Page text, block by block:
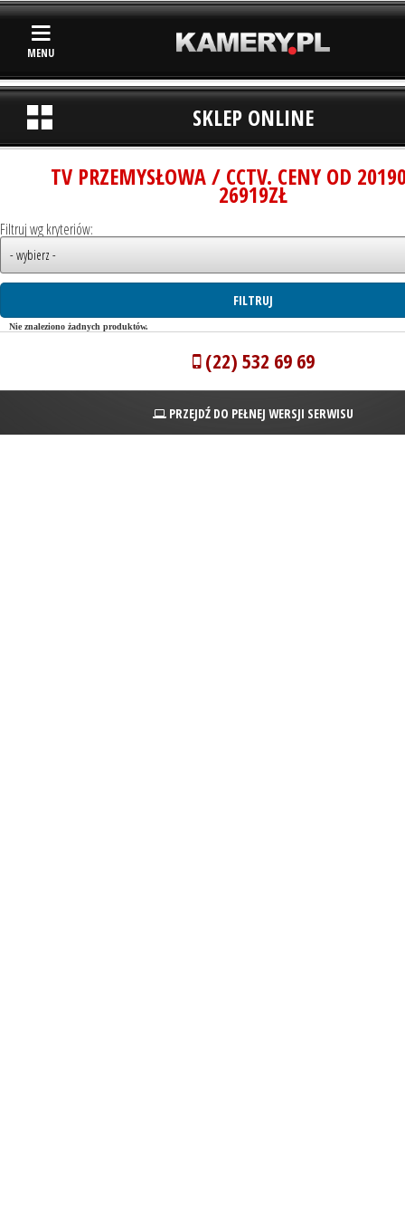
MENU
SKLEP ONLINE
TV PRZEMYSŁOWA / CCTV. CENY OD
26919ZŁ
Filtruj wg kryteriów:
Nie znaleziono żadnych produktów.
(22) 532 69 69
PRZEJDŹ DO PEŁNEJ WERSJI SERWISU